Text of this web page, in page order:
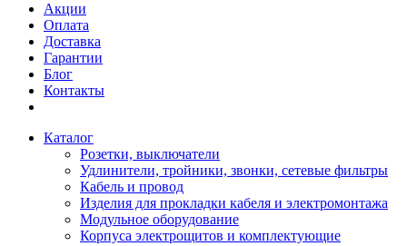
Акции
Оплата
Доставка
Гарантии
Блог
Контакты
Каталог
Розетки, выключатели
Удлинители, тройники, звонки, сетевые фильтры
Кабель и провод
Изделия для прокладки кабеля и электромонтажа
Модульное оборудование
Корпуса электрощитов и комплектующие